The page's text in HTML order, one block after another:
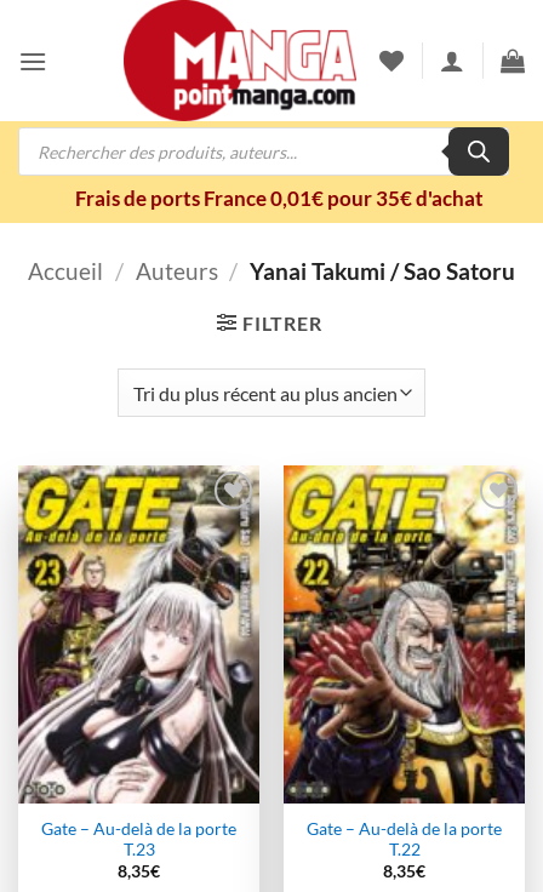
contenu
Recherche
Frais de ports France 0,01€ pour 35€ d'achat
Accueil / Auteurs / Yanai Takumi / Sao Satoru
FILTRER
Ajouter
à la
wishlist
Gate – Au-delà de la porte
T.23
8,35€
Ajouter
à la
wishlist
Gate – Au-delà de la porte
T.22
8,35€